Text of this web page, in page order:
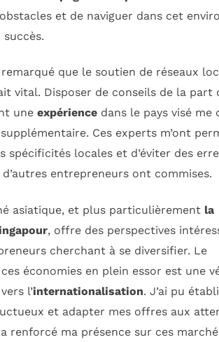
et de naviguer dans cet
succès.
remarqué que le soutien de réseaux
vital. Disposer de conseils de la part
une expérience dans le pays visé me
Ces experts m’ont
spécificités locales et d’éviter des
entrepreneurs ont commises.
asiatique, et plus particulièrement la
, offre des perspectives
cherchant à se diversifier. Le
économies en plein essor est une
l’internationalisation. J’ai pu
et adapter mes offres aux
renforcé ma présence sur ces